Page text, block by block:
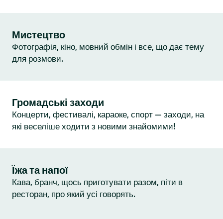
Мистецтво
Фотографія, кіно, мовний обмін і все, що дає тему
для розмови.
Громадські заходи
Концерти, фестивалі, караоке, спорт — заходи, на
які веселіше ходити з новими знайомими!
Їжа та напої
Кава, бранч, щось приготувати разом, піти в
ресторан, про який усі говорять.